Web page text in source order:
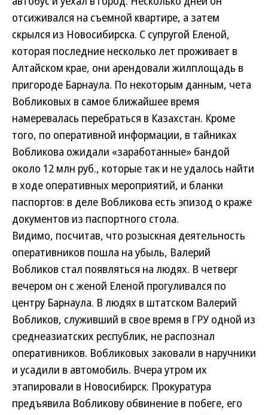
отсиживался на съемной квартире, а затем
скрылся из Новосибирска. С супругой Еленой,
которая последние несколько лет проживает в
Алтайском крае, они арендовали жилплощадь в
пригороде Барнаула. По некоторым данным, чета
Вобликовых в самое ближайшее время
намеревалась перебраться в Казахстан. Кроме
того, по оперативной информации, в тайниках
Вобликова ожидали «заработанные» бандой
около 12 млн руб., которые так и не удалось найти
в ходе оперативных мероприятий, и бланки
паспортов: в деле Вобликова есть эпизод о краже
документов из паспортного стола.
Видимо, посчитав, что розыскная деятельность
оперативников пошла на убыль, Валерий
Вобликов стал появляться на людях. В четверг
вечером он с женой Еленой прогуливался по
центру Барнаула. В людях в штатском Валерий
Вобликов, служивший в свое время в ГРУ одной из
среднеазиатских республик, не распознал
оперативников. Вобликовых заковали в наручники
и усадили в автомобиль. Вчера утром их
этапировали в Новосибирск. Прокуратура
предъявила Вобликову обвинение в побеге, его